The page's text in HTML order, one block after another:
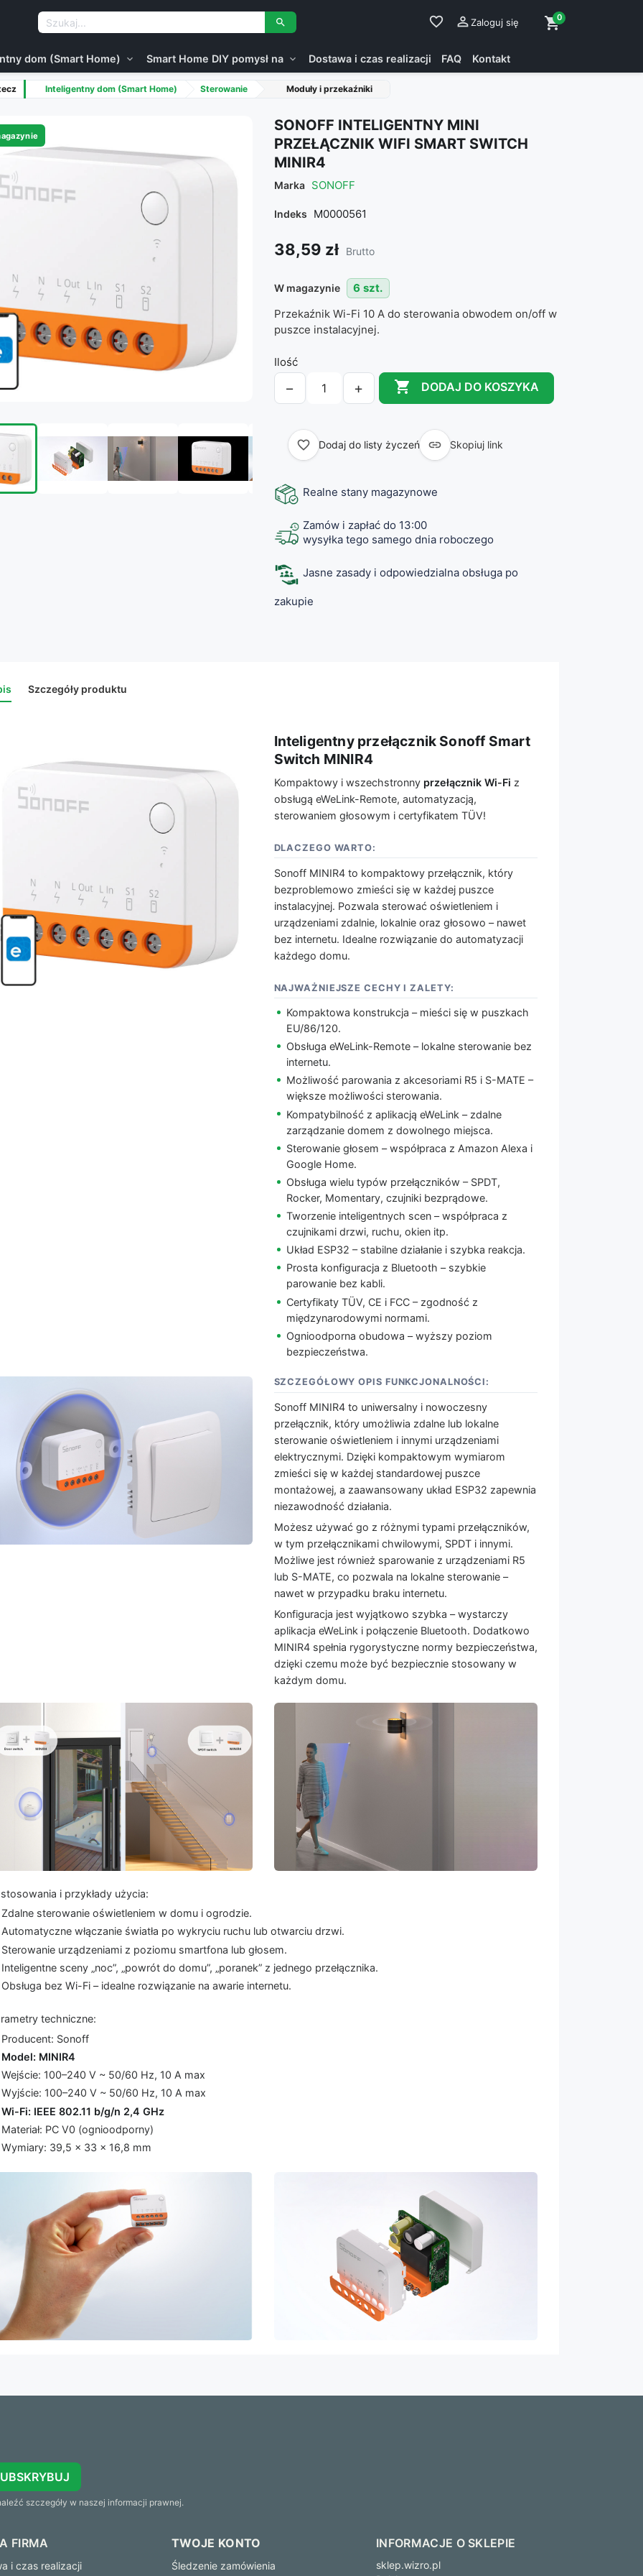
 favorite_border Zaloguj się shopping_cart
0
dom (Smart Home) expand_more Smart Home DIY pomysł na expand_more Dostawa i czas realizacji FAQ Kontakt
Inteligentny dom (Smart Home) Sterowanie Moduły i przekaźniki
SONOFF INTELIGENTNY MINI
PRZEŁĄCZNIK WIFI SMART SWITCH
MINIR4
Marka SONOFF
Indeks M0000561
38,59 zł Brutto
W magazynie
6 szt.
Przekaźnik Wi-Fi 10 A do sterowania obwodem on/off w
puszce instalacyjnej.
Ilość
− +  DODAJ DO KOSZYKA
favorite_border Dodaj do listy życzeń  Skopiuj link
Realne stany magazynowe
Zamów i zapłać do 13:00
wysyłka tego samego dnia roboczego
Jasne zasady i odpowiedzialna obsługa po
zakupie
Szczegóły produktu
Inteligentny przełącznik Sonoff Smart
Switch MINIR4
Kompaktowy i wszechstronnyprzełącznik Wi-Fi z
obsługą eWeLink-Remote, automatyzacją,
sterowaniem głosowym i certyfikatem TÜV!
DLACZEGO WARTO:
Sonoff MINIR4 to kompaktowy przełącznik, który
bezproblemowo zmieści się w każdej puszce
instalacyjnej. Pozwala sterować oświetleniem i
urządzeniami zdalnie, lokalnie oraz głosowo – nawet
bez internetu. Idealne rozwiązanie do automatyzacji
każdego domu.
NAJWAŻNIEJSZE CECHY I ZALETY:
Kompaktowa konstrukcja – mieści się w puszkach
EU/86/120.
Obsługa eWeLink-Remote – lokalne sterowanie bez
internetu.
Możliwość parowania z akcesoriami R5 i S-MATE –
większe możliwości sterowania.
Kompatybilność z aplikacją eWeLink – zdalne
zarządzanie domem z dowolnego miejsca.
Sterowanie głosem – współpraca z Amazon Alexa i
Google Home.
Obsługa wielu typów przełączników – SPDT,
Rocker, Momentary, czujniki bezprądowe.
Tworzenie inteligentnych scen – współpraca z
czujnikami drzwi, ruchu, okien itp.
Układ ESP32 – stabilne działanie i szybka reakcja.
Prosta konfiguracja z Bluetooth – szybkie
parowanie bez kabli.
Certyfikaty TÜV, CE i FCC – zgodność z
międzynarodowymi normami.
Ognioodporna obudowa – wyższy poziom
bezpieczeństwa.
SZCZEGÓŁOWY OPIS FUNKCJONALNOŚCI:
Sonoff MINIR4 to uniwersalny i nowoczesny
przełącznik, który umożliwia zdalne lub lokalne
sterowanie oświetleniem i innymi urządzeniami
elektrycznymi. Dzięki kompaktowym wymiarom
zmieści się w każdej standardowej puszce
montażowej, a zaawansowany układ ESP32 zapewnia
niezawodność działania.
Możesz używać go z różnymi typami przełączników,
w tym przełącznikami chwilowymi, SPDT i innymi.
Możliwe jest również sparowanie z urządzeniami R5
lub S-MATE, co pozwala na lokalne sterowanie –
nawet w przypadku braku internetu.
Konfiguracja jest wyjątkowo szybka – wystarczy
aplikacja eWeLink i połączenie Bluetooth. Dodatkowo
MINIR4 spełnia rygorystyczne normy bezpieczeństwa,
dzięki czemu może być bezpiecznie stosowany w
każdym domu.
i przykłady użycia:
Zdalne sterowanie oświetleniem w domu i ogrodzie.
Automatyczne włączanie światła po wykryciu ruchu lub otwarciu drzwi.
Sterowanie urządzeniami z poziomu smartfona lub głosem.
Inteligentne sceny „noc”, „powrót do domu”, „poranek” z jednego przełącznika.
Obsługa bez Wi-Fi – idealne rozwiązanie na awarie internetu.
techniczne:
Producent: Sonoff
Model: MINIR4
Wejście: 100–240 V ~ 50/60 Hz, 10 A max
Wyjście: 100–240 V ~ 50/60 Hz, 10 A max
Wi-Fi: IEEE 802.11 b/g/n 2,4 GHz
Materiał: PC V0 (ognioodporny)
Wymiary: 39,5 × 33 × 16,8 mm
szczegóły w naszej informacji prawnej.
FIRMA
i czas realizacji
TWOJE KONTO
Śledzenie zamówienia
INFORMACJE O SKLEPIE
sklep.wizro.pl